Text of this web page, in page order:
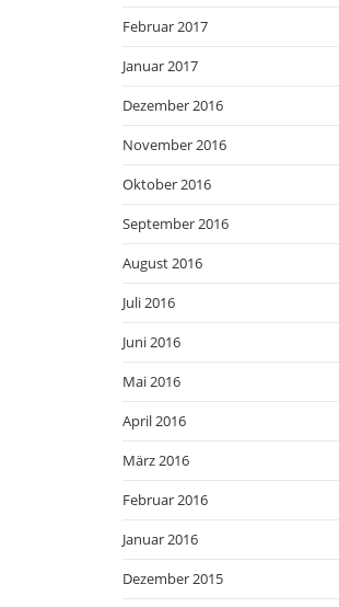
Februar 2017
Januar 2017
Dezember 2016
November 2016
Oktober 2016
September 2016
August 2016
Juli 2016
Juni 2016
Mai 2016
April 2016
März 2016
Februar 2016
Januar 2016
Dezember 2015